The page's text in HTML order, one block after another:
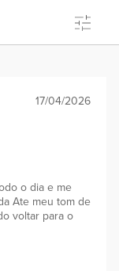
17/04/2026
o dia e me
Ate meu tom de
voltar para o